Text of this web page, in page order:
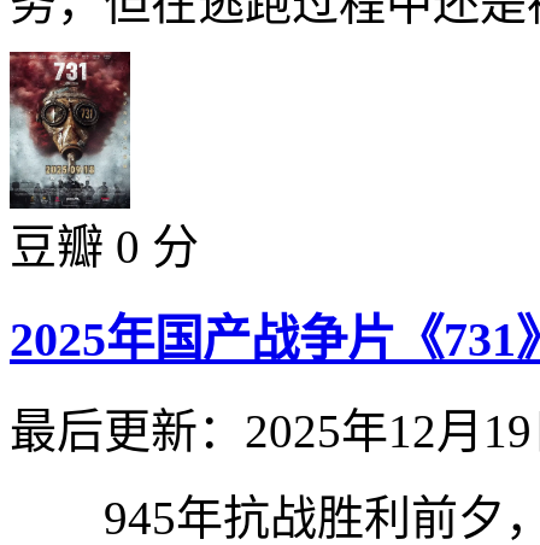
豆瓣 0 分
2025年国产战争片《
最后更新：2025年12月
945年抗战胜利前夕，